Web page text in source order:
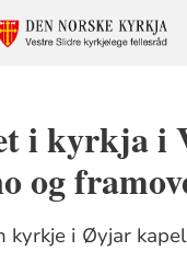
i kyrkja i
og
kyrkje i Øyjar